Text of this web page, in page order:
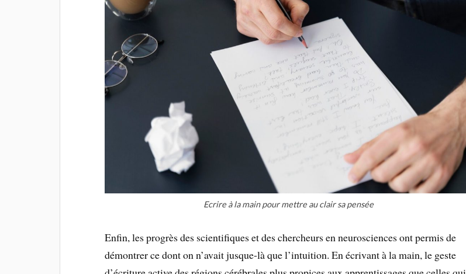
Ecrire à la main pour mettre au clair sa pensée
Enfin, les progrès des scientifiques et des chercheurs en neurosciences ont permis de
démontrer ce dont on n’avait jusque-là que l’intuition. En écrivant à la main, le geste